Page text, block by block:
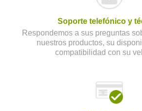
Soporte telefónico y
Respondemos a sus preguntas
nuestros productos, su
compatibilidad con su